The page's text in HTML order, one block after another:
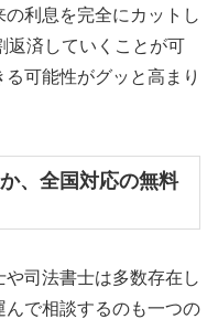
利息を完全にカットし
返済していくことが可
可能性がグッと高まり
、全国対応の無料
司法書士は多数存在し
んで相談するのも一つの